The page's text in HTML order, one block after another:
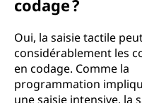
codage ?
Oui, la saisie tactile
considérablement les
en codage. Comme la
programmation
une saisie intensive, la